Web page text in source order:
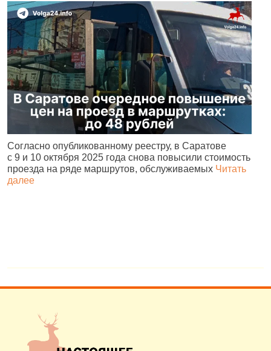
Согласно опубликованному реестру, в Саратове
с 9 и 10 октября 2025 года снова повысили стоимость
проезда на ряде маршрутов, обслуживаемых Читать
далее